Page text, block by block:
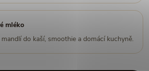
mléko
do kaší, smoothie a domácí kuchyně.